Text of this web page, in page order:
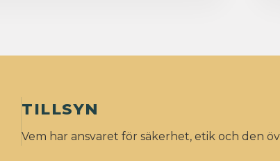
TILLSYN
Vem har ansvaret för säkerhet, etik och den